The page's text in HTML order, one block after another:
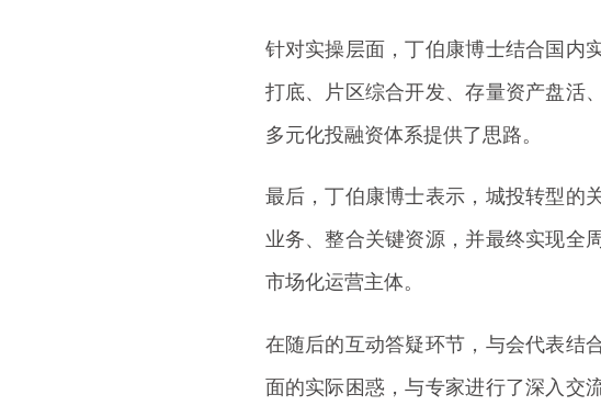
针对实操层面，丁伯康博士结合国内
打底、片区综合开发、存量资产盘活
多元化投融资体系提供了思路。
最后，丁伯康博士表示，城投转型的
业务、整合关键资源，并最终实现全
市场化运营主体。
在随后的互动答疑环节，与会代表结
面的实际困惑，与专家进行了深入交